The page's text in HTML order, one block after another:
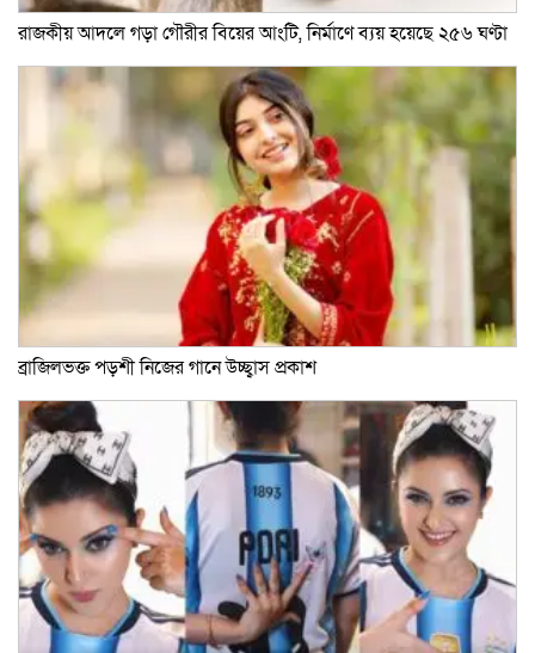
রাজকীয় আদলে গড়া গৌরীর বিয়ের আংটি, নির্মাণে ব্যয় হয়েছে ২৫৬ ঘণ্টা
ব্রাজিলভক্ত পড়শী নিজের গানে উচ্ছ্বাস প্রকাশ